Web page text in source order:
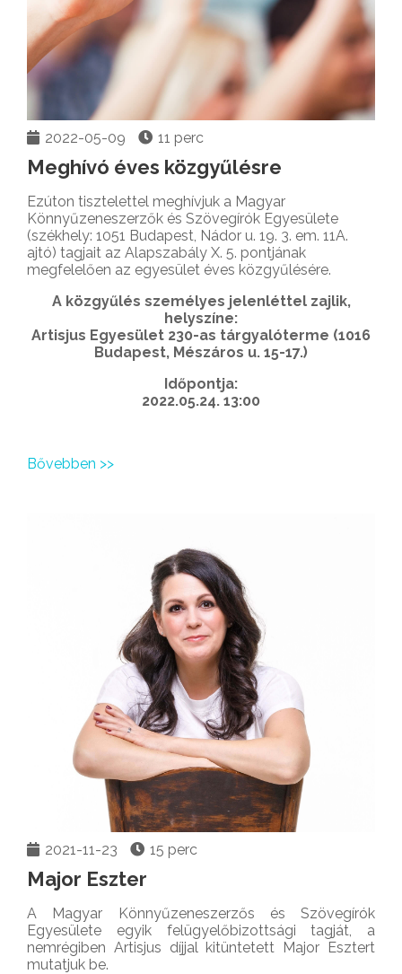
2022-05-09 11 perc
Meghívó éves közgyűlésre
Ezúton tisztelettel meghívjuk a Magyar
Könnyűzeneszerzők és Szövegírók Egyesülete
(székhely: 1051 Budapest, Nádor u. 19. 3. em. 11A.
ajtó) tagjait az Alapszabály X. 5. pontjának
megfelelően az egyesület éves közgyűlésére.
A közgyűlés személyes jelenléttel zajlik,
helyszíne:
Artisjus Egyesület 230-as tárgyalóterme (1016
Budapest, Mészáros u. 15-17.)
Időpontja:
2022.05.24. 13:00
Bővebben >>
2021-11-23 15 perc
Major Eszter
A Magyar Könnyűzeneszerzős és Szövegírók
Egyesülete egyik felügyelőbizottsági tagját, a
nemrégiben Artisjus díjjal kitüntetett Major Esztert
mutatjuk be.